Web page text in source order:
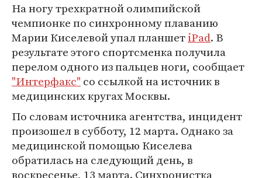
На ногу трехкратной олимпийской
чемпионке по синхронному плаванию
Марии Киселевой упал планшетiPad. В
результате этого спортсменка получила
перелом одного из пальцев ноги, сообщает
"Интерфакс" со ссылкой на источник в
медицинских кругах Москвы.
По словам источника агентства, инцидент
произошел в субботу, 12 марта. Однако за
медицинской помощью Киселева
обратилась на следующий день, в
воскресенье, 13 марта. Синхронистка